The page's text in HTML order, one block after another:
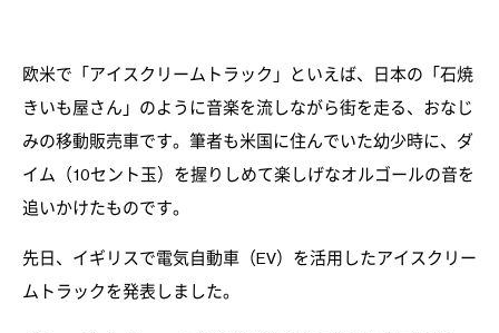
欧米で「アイスクリームトラック」といえば、日本の「石焼
きいも屋さん」のように音楽を流しながら街を走る、おなじ
みの移動販売車です。筆者も米国に住んでいた幼少時に、ダ
イム（10セント玉）を握りしめて楽しげなオルゴールの音を
追いかけたものです。
先日、イギリスで電気自動車（EV）を活用したアイスクリー
ムトラックを発表しました。